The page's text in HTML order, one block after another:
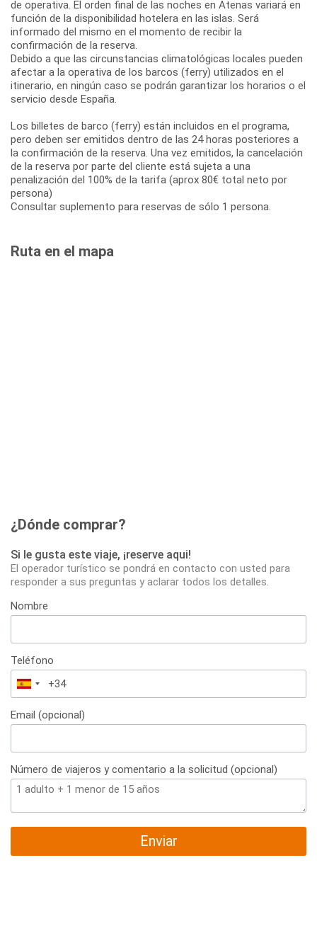
de operativa. El orden final de las noches en Atenas variará en
función de la disponibilidad hotelera en las islas. Será
informado del mismo en el momento de recibir la
confirmación de la reserva.
Debido a que las circunstancias climatológicas locales pueden
afectar a la operativa de los barcos (ferry) utilizados en el
itinerario, en ningún caso se podrán garantizar los horarios o el
servicio desde España.
Los billetes de barco (ferry) están incluidos en el programa,
pero deben ser emitidos dentro de las 24 horas posteriores a
la confirmación de la reserva. Una vez emitidos, la cancelación
de la reserva por parte del cliente está sujeta a una
penalización del 100% de la tarifa (aprox 80€ total neto por
persona)
Consultar suplemento para reservas de sólo 1 persona.
Ruta en el mapa
¿Dónde comprar?
Si le gusta este viaje, ¡reserve aqui!
El operador turístico se pondrá en contacto con usted para
responder a sus preguntas y aclarar todos los detalles.
Nombre
Teléfono
España
+34
Email (opcional)
Número de viajeros y comentario a la solicitud (opcional)
Enviar